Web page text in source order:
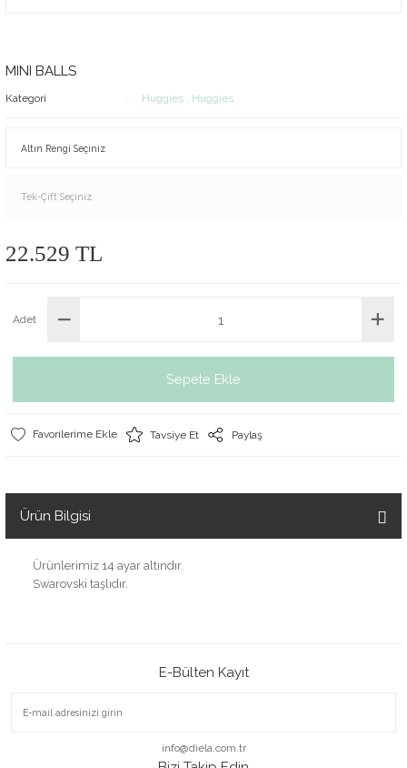
MINI BALLS
Kategori Huggies , Huggies
22.529 TL
Adet
Sepete Ekle
Tavsiye Et Paylaş
Ürün Bilgisi
Ürünlerimiz 14 ayar altındır.
Swarovski taşlıdır.
E-Bülten Kayıt
info@diela.com.tr